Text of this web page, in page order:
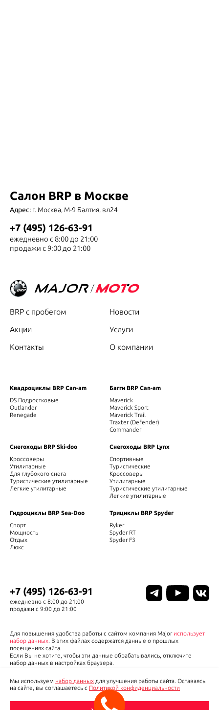
Салон BRP в Москве
Адрес: г. Москва, М-9 Балтия, вл24
+7 (495) 126-63-91
ежедневно с 8:00 до 21:00
продажи с 9:00 до 21:00
BRP с пробегом
Новости
Акции
Услуги
Контакты
О компании
Квадроциклы BRP Can-am
DS Подростковые
Outlander
Renegade
Багги BRP Can-am
Maverick
Maverick Sport
Maverick Trail
Traxter (Defender)
Commander
Снегоходы BRP Ski-doo
Кроссоверы
Утилитарные
Для глубокого снега
Туристические утилитарные
Легкие утилитарные
Снегоходы BRP Lynx
Спортивные
Туристические
Кроссоверы
Утилитарные
Туристические утилитарные
Легкие утилитарные
Гидроциклы BRP Sea-Doo
Спорт
Мощность
Отдых
Люкс
Трициклы BRP Spyder
Ryker
Spyder RT
Spyder F3
+7 (495) 126-63-91
ежедневно с 8:00 до 21:00
продажи с 9:00 до 21:00
Для повышения удобства работы с сайтом компания Major использует
набор данных . В этих файлах содержатся данные о прошлых
посещениях сайта.
Если Вы не хотите, чтобы эти данные обрабатывались, отключите
набор данных в настройках браузера.
Вами. Major обеспечивает защиту Ваших данных. Более подробную
информацию смотрите в разделе
Данный сайт несет информационный характер и ни при каких условиях
Мы используем набор данных для улучшения работы сайта. Оставаясь
на сайте, вы соглашаетесь с Политикой конфиденциальности